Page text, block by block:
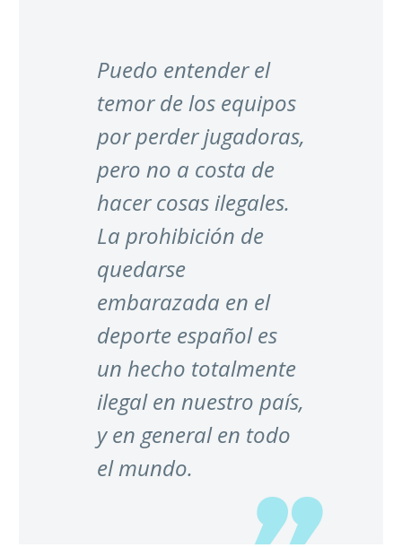
Puedo entender el
temor de los equipos
por perder jugadoras,
pero no a costa de
hacer cosas ilegales.
La prohibición de
quedarse
embarazada en el
deporte español es
un hecho totalmente
ilegal en nuestro país,
y en general en todo
el mundo.